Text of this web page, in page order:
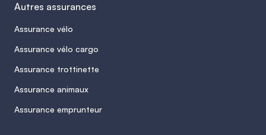
Autres assurances
Assurance vélo
Assurance vélo cargo
Assurance trottinette
Assurance animaux
Assurance emprunteur